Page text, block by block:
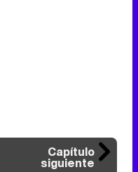
Capítulo
siguiente